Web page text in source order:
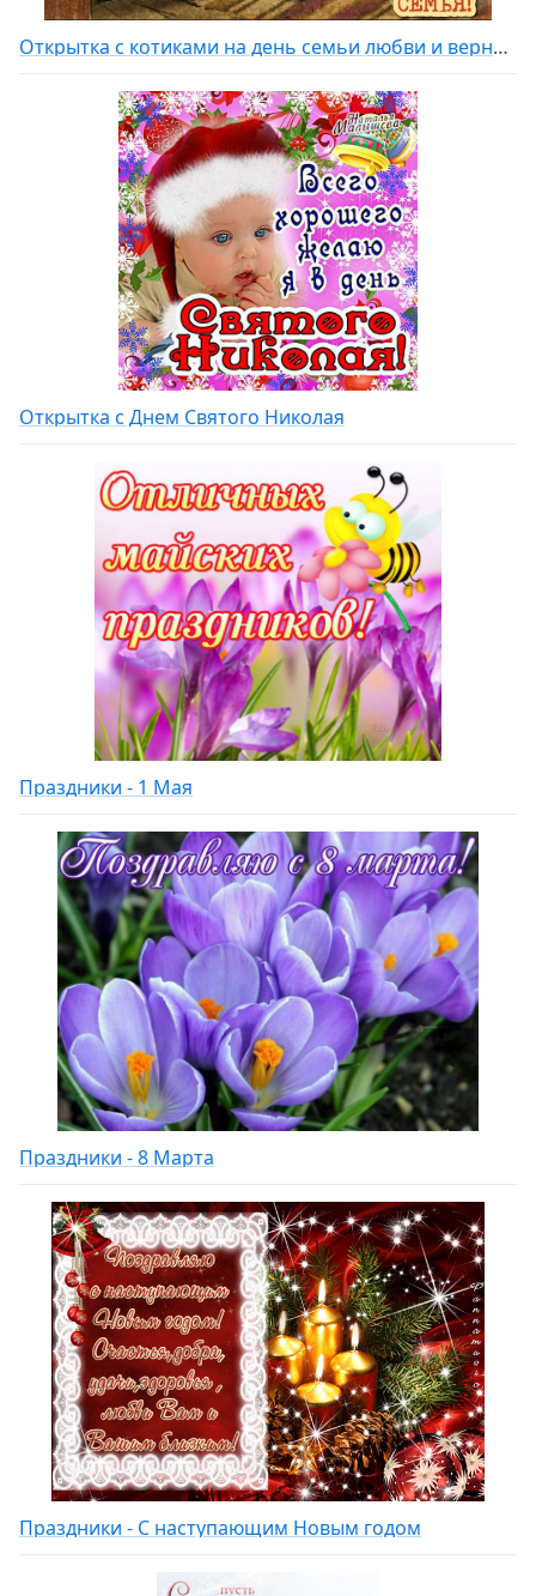
Открытка с котиками на день семьи любви и верности
Открытка с Днем Святого Николая
Праздники - 1 Мая
Праздники - 8 Марта
Праздники - С наступающим Новым годом